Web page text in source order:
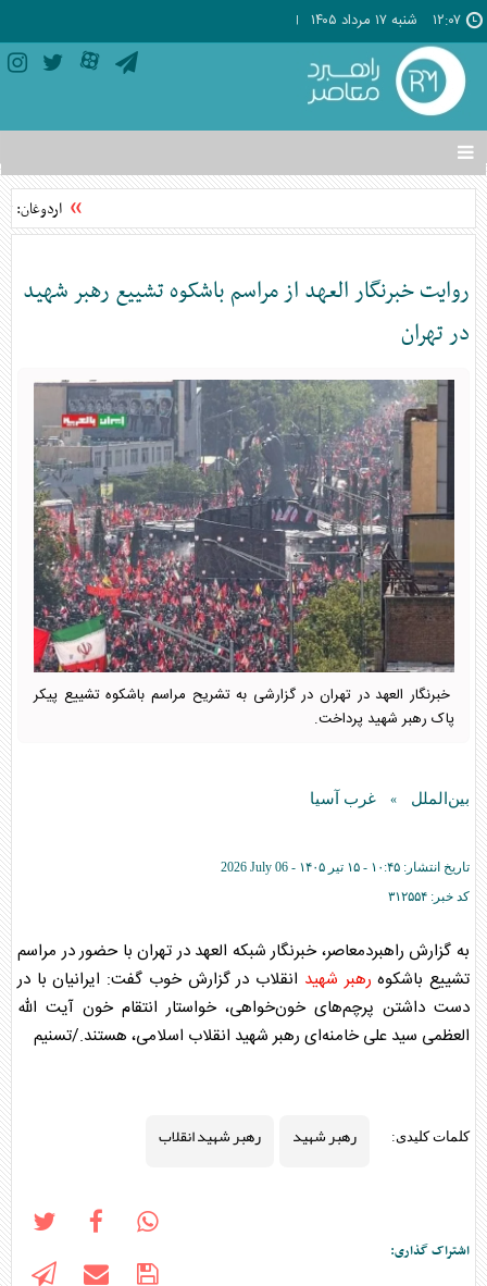
۱۲:۰۷ شنبه ۱۷ مرداد ۱۴۰۵
تغییر
وضعیت
منوی
ها
اردوغان:
روایت خبرنگار العهد از مراسم باشکوه تشییع رهبر شهید
در تهران
خبرنگار العهد در تهران در گزارشی به تشریح مراسم باشکوه تشییع پیکر
پاک رهبر شهید پرداخت.
بین‌الملل » غرب آسیا
تاریخ انتشار: ۱۰:۴۵ - ۱۵ تير ۱۴۰۵ -
2026 July 06
کد خبر: ۳۱۲۵۵۴
به گزارش راهبردمعاصر، خبرنگار شبکه العهد در تهران با حضور در مراسم
تشییع باشکوه رهبر شهید انقلاب در گزارش خوب گفت: ایرانیان با در
دست داشتن پرچم‌های خون‌خواهی، خواستار انتقام خون آیت الله
العظمی سید علی خامنه‌ای رهبر شهید انقلاب اسلامی، هستند./تسنیم
کلمات کلیدی: رهبر شهید رهبر شهید انقلاب
اشتراک گذاری: